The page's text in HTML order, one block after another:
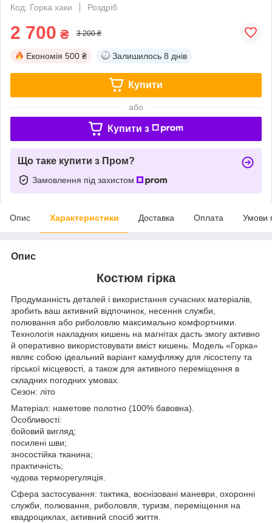
Код: Горка хаки
Роздріб
2 700 ₴ 3 200 ₴
Економія 500 ₴ Залишилось 8 днів
Купити
або
Купити з
Що таке купити з Пром?
Замовлення під захистом
Опис Характеристики Доставка Оплата Умови
Опис
Костюм гірка
Продуманність деталей і використання сучасних матеріалів,
зробить ваш активний відпочинок, несення служби,
полювання або риболовлю максимально комфортними.
Технологія накладних кишень на магнітах дасть змогу активно
й оперативно використовувати вміст кишень. Модель «Горка»
являє собою ідеальний варіант камуфляжу для лісостепу та
гірської місцевості, а також для активного переміщення в
складних погодних умовах.
Сезон: літо
Матеріал: наметове полотно (100% бавовна).
Особливості:
бойовий вигляд;
посилені шви;
зносостійка тканина;
практичність;
чудова терморегуляція.
Сфера застосування: тактика, воєнізовані маневри, охоронні
служби, полювання, риболовля, туризм, переміщення на
квадроциклах, активний спосіб життя.